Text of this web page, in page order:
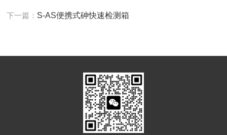
下一篇： S-AS便携式砷快速检测箱